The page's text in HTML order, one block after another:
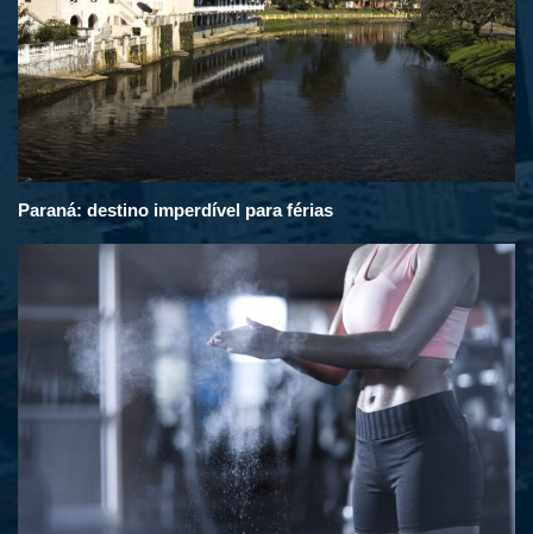
Paraná: destino imperdível para férias